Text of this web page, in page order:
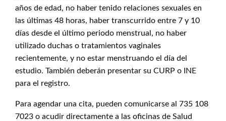
años de edad, no haber tenido relaciones sexuales en
las últimas 48 horas, haber transcurrido entre 7 y 10
días desde el último periodo menstrual, no haber
utilizado duchas o tratamientos vaginales
recientemente, y no estar menstruando el día del
estudio. También deberán presentar su CURP o INE
para el registro.
Para agendar una cita, pueden comunicarse al 735 108
7023 o acudir directamente a las oficinas de Salud